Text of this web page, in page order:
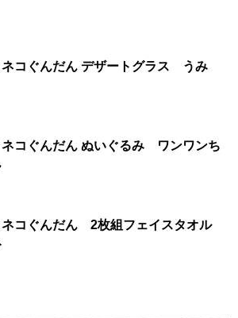
ノラネコぐんだん デザートグラス うみ
ネコぐんだん ぬいぐるみ ワンワンち
ネコぐんだん 2枚組フェイスタオル